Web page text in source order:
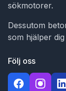
sökmotorer.
Dessutom
som hjälper
Följ oss